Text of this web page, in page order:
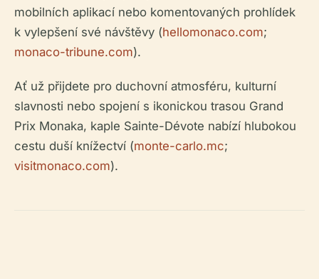
mobilních aplikací nebo komentovaných prohlídek
k vylepšení své návštěvy (hellomonaco.com;
monaco-tribune.com).
Ať už přijdete pro duchovní atmosféru, kulturní
slavnosti nebo spojení s ikonickou trasou Grand
Prix Monaka, kaple Sainte-Dévote nabízí hlubokou
cestu duší knížectví (monte-carlo.mc;
visitmonaco.com).